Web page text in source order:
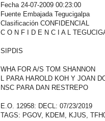
Fecha 24-07-2009 00:23:00
Fuente Embajada Tegucigalpa
Clasificación CONFIDENCIAL
C O N F I D E N C I A L
SIPDIS
WHA FOR A/S TOM SHANNON
L PARA HAROLD KOH Y JOAN
NSC PARA DAN RESTREPO
E.O. 12958: DECL: 07/23/2019
TAGS: PGOV, KDEM, KJUS,